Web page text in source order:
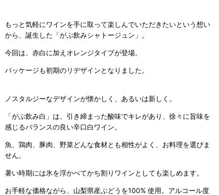
もっと気軽にワインを手に取って楽しんでいただきたいという想い
から、誕生した「がぶ飲みシャトージュン」。
今回は、赤白に加えオレンジタイプが登場。
パッケージも初期のリデザインとなりました。
ノスタルジーなデザインが懐かしく、あるいは新しく。
「がぶ飲み白」は、引き締まった酸味でキレがあり、徐々に旨味を
感じるバランスの良い辛口白ワイン。
魚、鶏肉、豚肉、野菜どんな食材とも相性がよく、お料理を選びま
せん。
暑い時期には氷を浮かべてかち割りワインとしても楽しめます。
お手軽な価格ながら、山梨県産ぶどうを100% 使用。アルコール度